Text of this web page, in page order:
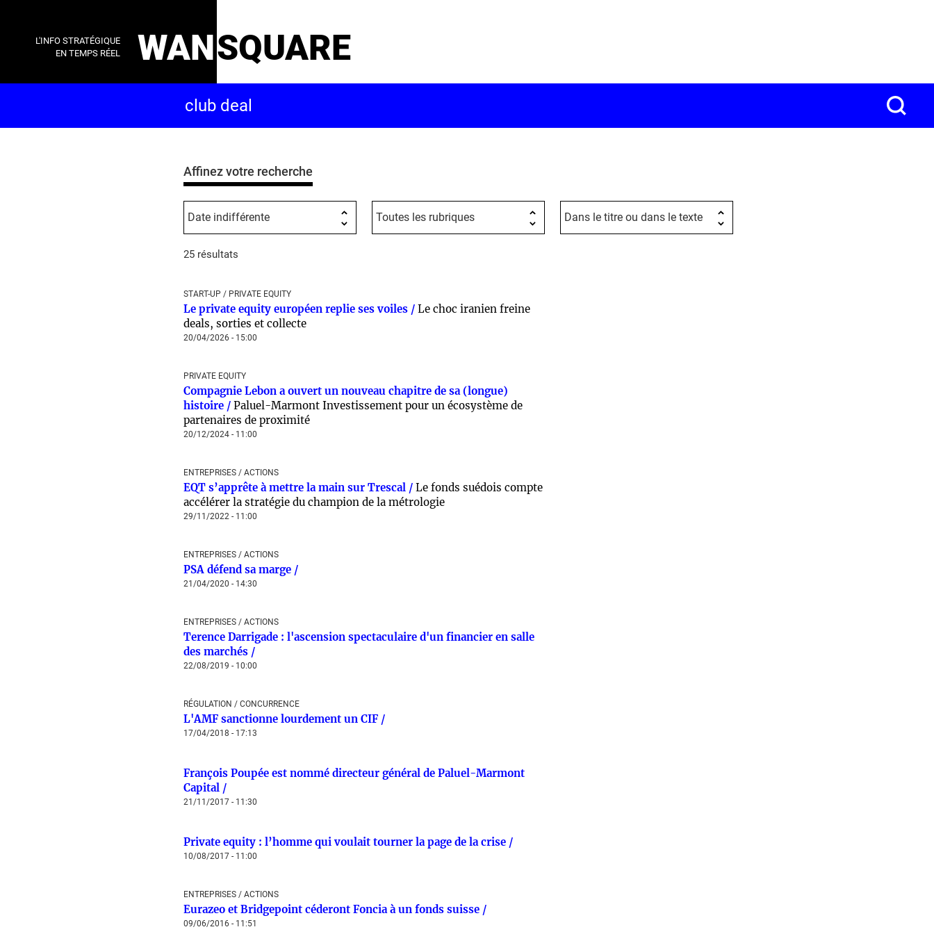
L'INFO STRATÉGIQUE
EN TEMPS RÉEL
WANSQUARE
Affinez votre recherche
25 résultats
START-UP / PRIVATE EQUITY
Le private equity européen replie ses voiles / Le choc iranien freine
deals, sorties et collecte
20/04/2026 - 15:00
PRIVATE EQUITY
Compagnie Lebon a ouvert un nouveau chapitre de sa (longue)
histoire / Paluel-Marmont Investissement pour un écosystème de
partenaires de proximité
20/12/2024 - 11:00
ENTREPRISES / ACTIONS
EQT s’apprête à mettre la main sur Trescal / Le fonds suédois compte
accélérer la stratégie du champion de la métrologie
29/11/2022 - 11:00
ENTREPRISES / ACTIONS
PSA défend sa marge /
21/04/2020 - 14:30
ENTREPRISES / ACTIONS
Terence Darrigade : l'ascension spectaculaire d'un financier en salle
des marchés /
22/08/2019 - 10:00
RÉGULATION / CONCURRENCE
L'AMF sanctionne lourdement un CIF /
17/04/2018 - 17:13
François Poupée est nommé directeur général de Paluel-Marmont
Capital /
21/11/2017 - 11:30
Private equity : l’homme qui voulait tourner la page de la crise /
10/08/2017 - 11:00
ENTREPRISES / ACTIONS
Eurazeo et Bridgepoint céderont Foncia à un fonds suisse /
09/06/2016 - 11:51